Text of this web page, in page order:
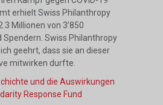
erhielt Swiss Philanthropy
Millionen von 3’850
Spendern. Swiss Philanthropy
geehrt, dass sie an dieser
mitwirken durfte.
und die Auswirkungen
Response Fund